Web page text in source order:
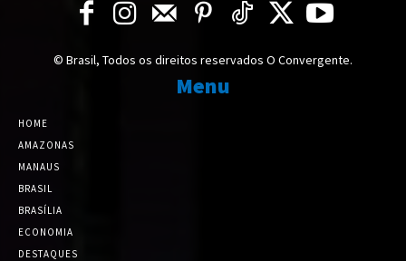
© Brasil, Todos os direitos reservados O Convergente.
Menu
HOME
AMAZONAS
MANAUS
BRASIL
BRASÍLIA
ECONOMIA
DESTAQUES